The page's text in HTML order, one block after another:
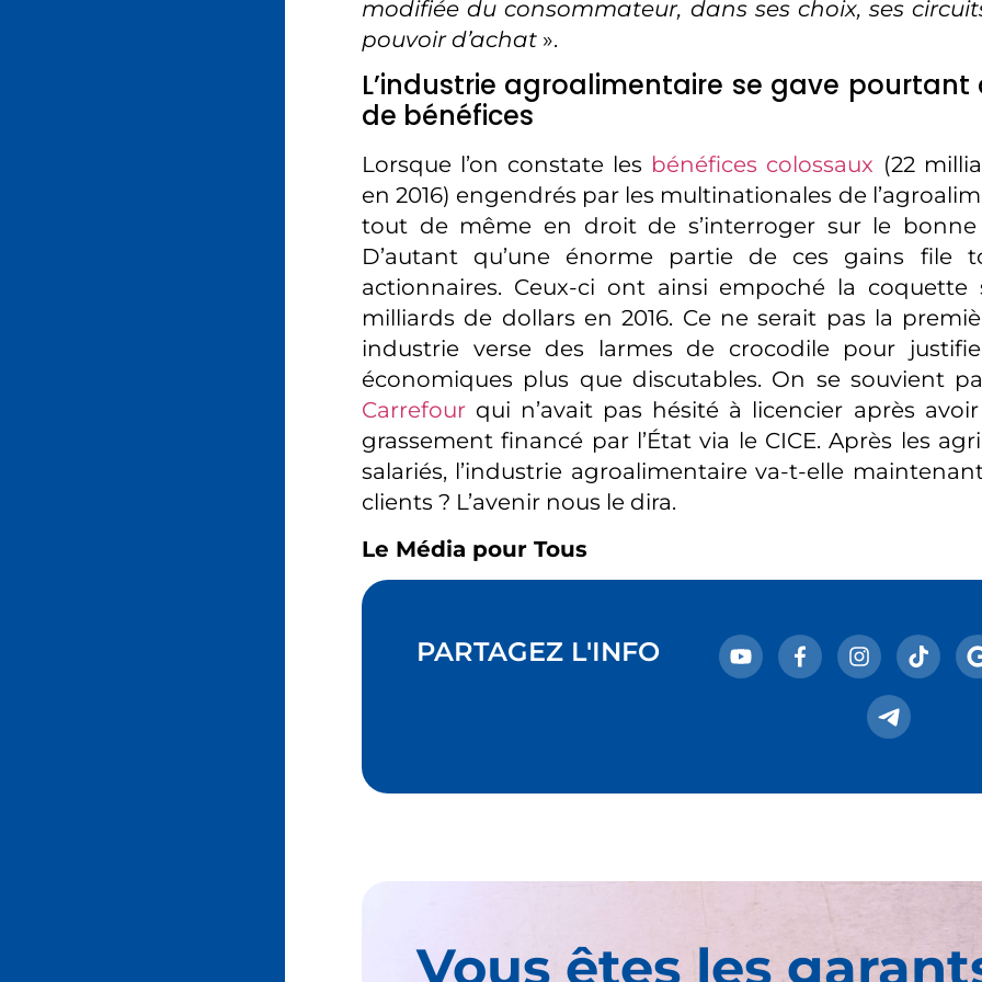
modifiée du consommateur, dans ses choix, ses
pouvoir d’achat ».
L’industrie agroalimentaire se gave
de bénéfices
Lorsque l’on constate les bénéfices colossaux (22
en 2016) engendrés par les multinationales de
tout de même en droit de s’interroger sur le bonne
D’autant qu’une énorme partie de ces gains file
actionnaires. Ceux-ci ont ainsi empoché la coquette
milliards de dollars en 2016. Ce ne serait pas la
industrie verse des larmes de crocodile pour
économiques plus que discutables. On se souvient
Carrefour qui n’avait pas hésité à licencier après
grassement financé par l’État via le CICE. Après les
salariés, l’industrie agroalimentaire va-t-elle
clients ? L’avenir nous le dira.
Le Média pour Tous
PARTAGEZ L'INFO
Vous êtes les